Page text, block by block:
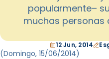
popularmente–
muchas personas
12 Jun, 2014
(Domingo, 15/06/2014)